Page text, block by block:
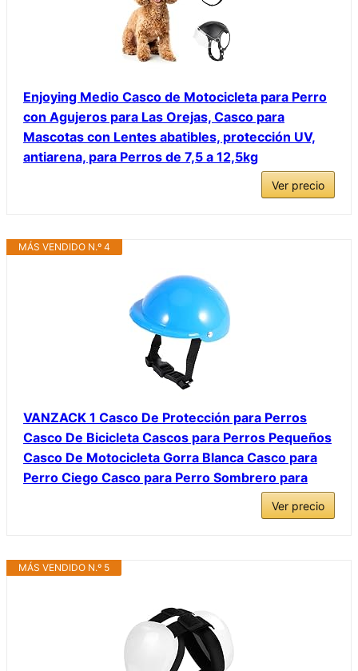
Enjoying Medio Casco de Motocicleta para Perro
con Agujeros para Las Orejas, Casco para
Mascotas con Lentes abatibles, protección UV,
antiarena, para Perros de 7,5 a 12,5kg
Ver precio
MÁS VENDIDO N.º 4
VANZACK 1 Casco De Protección para Perros
Casco De Bicicleta Cascos para Perros Pequeños
Casco De Motocicleta Gorra Blanca Casco para
Perro Ciego Casco para Perro Sombrero para
Ver precio
MÁS VENDIDO N.º 5